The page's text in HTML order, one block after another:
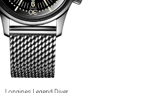
ikona zegarmistrzostwa inspirowana
1959 roku. Pierwotnie zaprojektowany do
równie dobrze sprawdza się na co dzień.
koronki i wewnętrzny obrotowy bezel
a mechanizmy Longines z